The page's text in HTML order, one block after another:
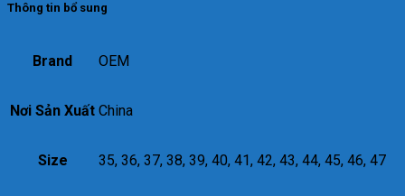
Thông tin bổ sung
Brand OEM
Nơi Sản Xuất China
Size 35, 36, 37, 38, 39, 40, 41, 42, 43, 44, 45, 46, 47